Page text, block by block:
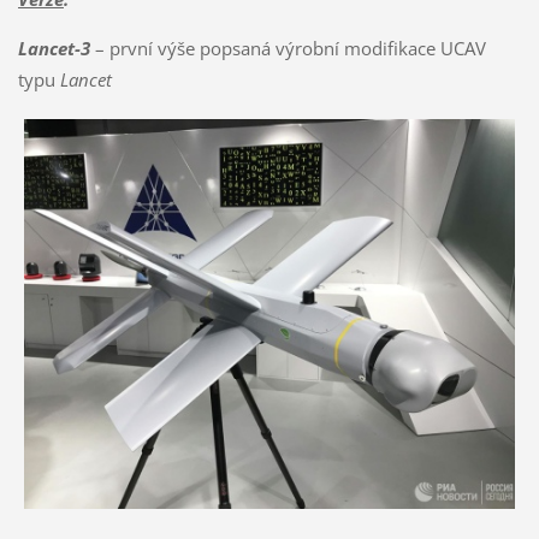
Lancet-3– první výše popsaná výrobní modifikace UCAV
typu Lancet